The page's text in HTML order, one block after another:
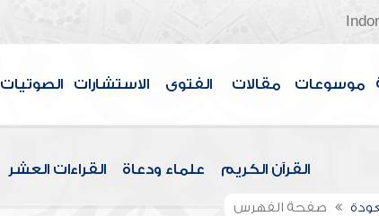
موسوعات مقالات الفتوى الاستشارات الصوتيات
القرآن الكريم علماء ودعاة القراءات العشر
صفحة الفهرس